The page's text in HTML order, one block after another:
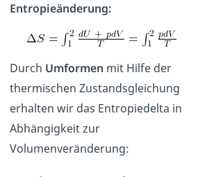
Entropieänderung:
Durch Umformen mit Hilfe der
thermischen Zustandsgleichung
erhalten wir das Entropiedelta in
Abhängigkeit zur
Volumenveränderung: